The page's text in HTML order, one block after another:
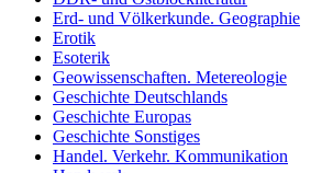
Erd- und Völkerkunde. Geographie
Erotik
Esoterik
Geowissenschaften. Metereologie
Geschichte Deutschlands
Geschichte Europas
Geschichte Sonstiges
Handel. Verkehr. Kommunikation